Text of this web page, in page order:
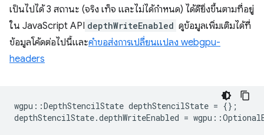
เป็นไปได้ 3 สถานะ (จริง เท็จ และไม่ได้กำหนด) ได้ดียิ่งขึ้นตามที่อยู่
ใน JavaScript API depthWriteEnabled ดูข้อมูลเพิ่มเติมได้ที่
ข้อมูลโค้ดต่อไปนี้และคำขอส่งการเปลี่ยนแปลง webgpu-
headers
wgpu ::DepthStencilState depthStencilState = {};
depthStencilState.depthWriteEnabled = wgpu ::